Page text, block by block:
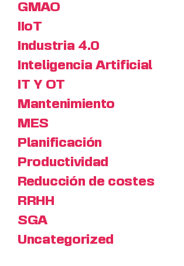
GMAO
IIoT
Industria 4.0
Inteligencia Artificial
IT Y OT
Mantenimiento
MES
Planificación
Productividad
Reducción de costes
RRHH
SGA
Uncategorized